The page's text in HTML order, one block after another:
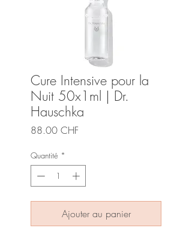
Cure Intensive pour la
Nuit 50x1ml | Dr.
Hauschka
88.00 CHF
Quantité *
Ajouter au panier